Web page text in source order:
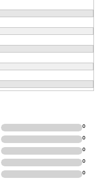
0
0
0
0
0